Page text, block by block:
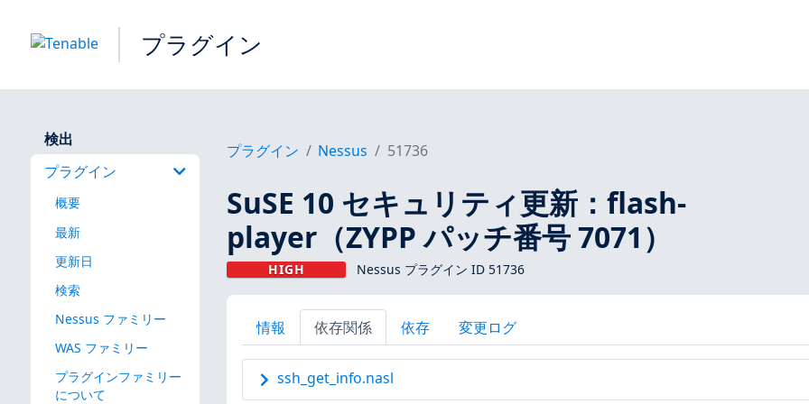
プラグイン
検出
プラグイン
概要
最新
更新日
検索
Nessus ファミリー
WAS ファミリー
プラグインファミリー
について
プラグイン Nessus 51736
SuSE 10 セキュリティ更新：flash-
player（ZYPP パッチ番号 7071）
HIGH Nessus プラグイン ID 51736
情報 依存関係 依存 変更ログ
ssh_get_info.nasl